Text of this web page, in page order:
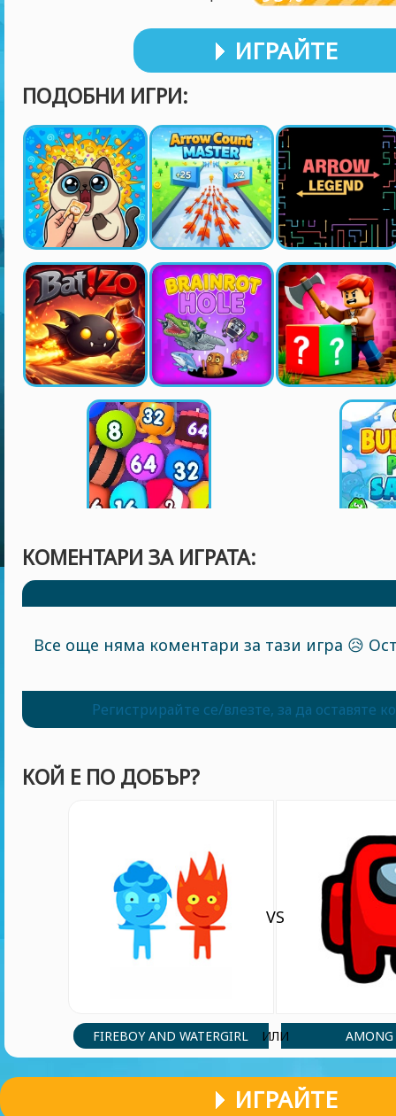
ИГРАЙТЕ
ПОДОБНИ ИГРИ:
КОМЕНТАРИ ЗА ИГРАТА:
Все още няма коментари за тази игра 😥
Регистрирайте се/влезте, за да оставяте
КОЙ Е ПО ДОБЪР?
FIREBOY AND WATERGIRL
VS
ИЛИ AMONG
ИГРАЙТЕ